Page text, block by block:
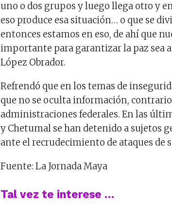
uno o dos grupos y luego llega otro y
eso produce esa situación… o que se
entonces estamos en eso, de ahí que
importante para garantizar la paz sea
López Obrador.
Refrendó que en los temas de
que no se oculta información, contrario
administraciones federales. En las
y Chetumal se han detenido a sujetos
ante el recrudecimiento de ataques de
Fuente: La Jornada Maya
Tal vez te interese …